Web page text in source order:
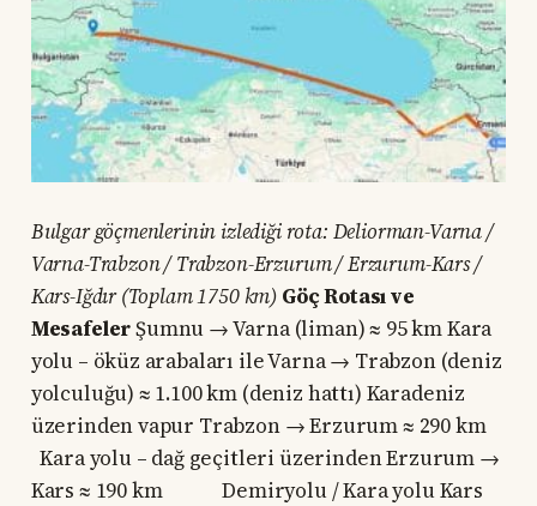
Bulgar göçmenlerinin izlediği rota: Deliorman-Varna /
Varna-Trabzon / Trabzon-Erzurum / Erzurum-Kars /
Kars-Iğdır (Toplam 1750 km) Göç Rotası ve
MesafelerŞumnu → Varna (liman) ≈ 95 km Kara
yolu – öküz arabaları ile Varna → Trabzon (deniz
yolculuğu) ≈ 1.100 km (deniz hattı) Karadeniz
üzerinden vapur Trabzon → Erzurum ≈ 290 km
Kara yolu – dağ geçitleri üzerinden Erzurum →
Kars ≈ 190 km Demiryolu / Kara yolu Kars